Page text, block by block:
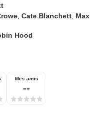
,Cate Blanchett, Max
Hood
Mes amis
--